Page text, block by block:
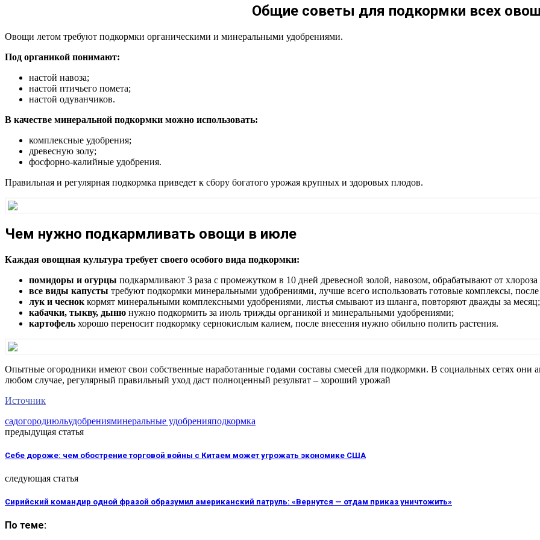
Общие советы для подкормки всех
Овощи летом требуют подкормки органическими и минеральными удобрениями.
Под органикой понимают:
настой навоза;
настой птичьего помета;
настой одуванчиков.
В качестве минеральной подкормки можно использовать:
комплексные удобрения;
древесную золу;
фосфорно-калийные удобрения.
Правильная и регулярная подкормка приведет к сбору богатого урожая крупных и здоровых плодов.
Чем нужно подкармливать овощи в июле
Каждая овощная культура требует своего особого вида подкормки:
помидоры и огурцы подкармливают 3 раза с промежутком в 10 дней древесной золой, навозом, обрабатывают от
все виды капусты требуют подкормки минеральными удобрениями, лучше всего использовать готовые комплексы,
лук и чеснок кормят минеральными комплексными удобрениями, листья смывают из шланга, повторяют дважды за месяц;
кабачки, тыкву, дыню нужно подкормить за июль трижды органикой и минеральными удобрениями;
картофель хорошо переносит подкормку сернокислым калием, после внесения нужно обильно полить растения.
Опытные огородники имеют свои собственные наработанные годами составы смесей для подкормки. В социальных сетях
любом случае, регулярный правильный уход даст полноценный результат – хороший урожай
Источник
садогородиюльудобренияминеральные удобренияподкормка
предыдущая статья
Себе дороже: чем обострение торговой войны с Китаем может угрожать экономике США
следующая статья
Сирийский командир одной фразой образумил американский патруль: «Вернутся — отдам приказ уничтожить»
По теме: